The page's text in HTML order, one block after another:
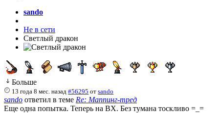
sando
Не в сети
Светлый дракон
Больше
13 года 8 мес. назад #56295 отsando
sando ответил в теме Re: Маппинг-тред
Еще одна попытка. Теперь на ВХ. Без тумана тоскливо =_=